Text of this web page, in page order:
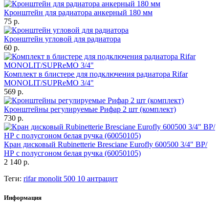
Кронштейн для радиатора анкерный 180 мм
75 р.
Кронштейн угловой для радиатора
60 р.
Комплект в блистере для подключения радиатора Rifar
MONOLIT/SUPReMO 3/4"
569 р.
Кронштейны регулируемые Рифар 2 шт (комплект)
730 р.
Кран дисковый Rubinetterie Bresciane Eurofly 600500 3/4" ВР/
НР с полусгоном белая ручка (60050105)
2 140 р.
Теги: rifar monolit 500 10 антрацит
Информация